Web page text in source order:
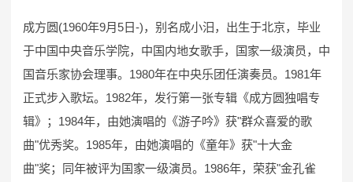
成方圆(1960年9月5日-)，别名成小汨，出生于北京，毕业
于中国中央音乐学院，中国内地女歌手，国家一级演员，中
国音乐家协会理事。1980年在中央乐团任演奏员。1981年
正式步入歌坛。1982年，发行第一张专辑《成方圆独唱专
辑》；1984年，由她演唱的《游子吟》获"群众喜爱的歌
曲"优秀奖。1985年，由她演唱的《童年》获"十大金
曲"奖；同年被评为国家一级演员。1986年，荣获"金孔雀